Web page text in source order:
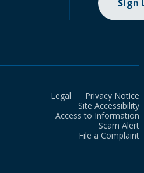
Sign
Legal
Privacy Notice
Site Accessibility
Access to Information
Scam Alert
File a Complaint